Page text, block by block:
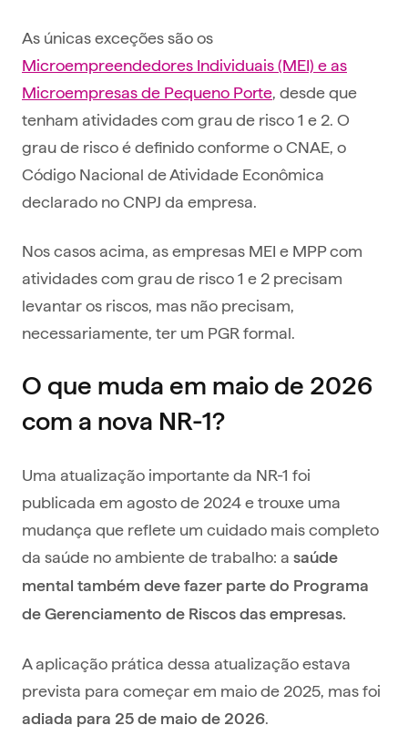
As únicas exceções são os
Microempreendedores Individuais (MEI) e as
Microempresas de Pequeno Porte, desde que
tenham atividades com grau de risco 1 e 2. O
grau de risco é definido conforme o CNAE, o
Código Nacional de Atividade Econômica
declarado no CNPJ da empresa.
Nos casos acima, as empresas MEI e MPP com
atividades com grau de risco 1 e 2 precisam
levantar os riscos, mas não precisam,
necessariamente, ter um PGR formal.
O que muda em maio de 2026
com a nova NR-1?
Uma atualização importante da NR-1 foi
publicada em agosto de 2024 e trouxe uma
mudança que reflete um cuidado mais completo
da saúde no ambiente de trabalho: a saúde
mental também deve fazer parte do Programa
de Gerenciamento de Riscos das empresas.
A aplicação prática dessa atualização estava
prevista para começar em maio de 2025, mas foi
adiada para 25 de maio de 2026.